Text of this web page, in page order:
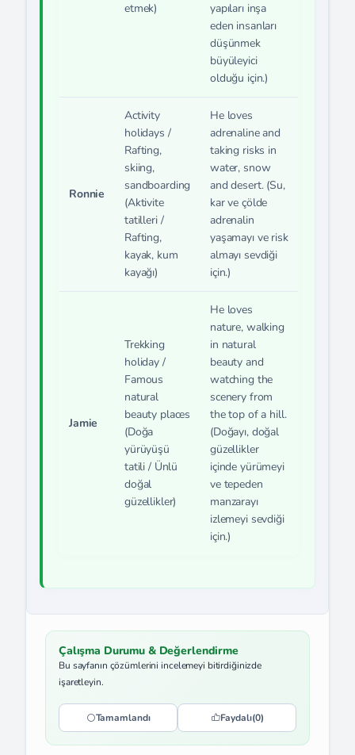
etmek)
yapıları inşa
eden insanları
düşünmek
büyüleyici
olduğu için.)
Ronnie
Activity
holidays /
Rafting,
skiing,
sandboarding
(Aktivite
tatilleri /
Rafting,
kayak, kum
kayağı)
He loves
adrenaline and
taking risks in
water, snow
and desert. (Su,
kar ve çölde
adrenalin
yaşamayı ve risk
almayı sevdiği
için.)
Jamie
Trekking
holiday /
Famous
natural
beauty places
(Doğa
yürüyüşü
tatili / Ünlü
doğal
güzellikler)
He loves
nature, walking
in natural
beauty and
watching the
scenery from
the top of a hill.
(Doğayı, doğal
güzellikler
içinde yürümeyi
ve tepeden
manzarayı
izlemeyi sevdiği
için.)
Çalışma Durumu & Değerlendirme
Bu sayfanın çözümlerini incelemeyi bitirdiğinizde
işaretleyin.
Tamamlandı Faydalı(0)